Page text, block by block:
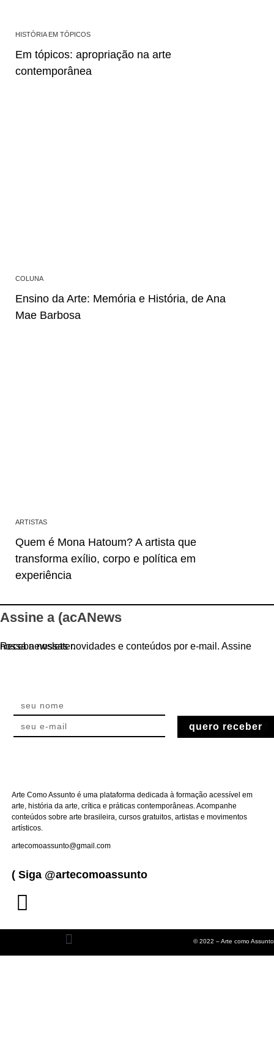
HISTÓRIA EM TÓPICOS
Em tópicos: apropriação na arte
contemporânea
COLUNA
Ensino da Arte: Memória e História, de Ana
Mae Barbosa
ARTISTAS
Quem é Mona Hatoum? A artista que
transforma exílio, corpo e política em
experiência
Assine a (acANews
Receba nossas novidades e conteúdos por e-mail. Assine nossa newsletter.
quero receber
Arte Como Assunto é uma plataforma dedicada à formação acessível em
arte, história da arte, crítica e práticas contemporâneas. Acompanhe
conteúdos sobre arte brasileira, cursos gratuitos, artistas e movimentos
artísticos.
artecomoassunto@gmail.com
( Siga @artecomoassunto
© 2022 – Arte como Assunto